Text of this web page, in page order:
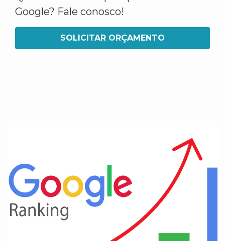
Google? Fale conosco!
SOLICITAR ORÇAMENTO